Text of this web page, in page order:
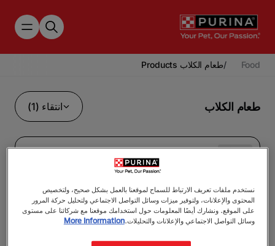
Food
/طعام الكلاب Products
طعام الكلاب انتقاء (1)
مكملات
بورينا برو بلان فورتيفلورا، مكمل
بروبيوتيك للكلاب
مكملات البالغون (١–٧)
نستخدم ملفات تعريف الارتباط للسماح لموقعنا بالعمل بشكل صحيح، ولتخصيص
المحتوى والإعلانات، ولتوفير ميزات وسائل التواصل الاجتماعي ولتحليل حركة المرور
على الموقع. ونشارك أيضًا المعلومات حول استخدامك موقعنا مع شركائنا على مستوى
وسائل التواصل الاجتماعي والإعلانات والتحليلات.More Information